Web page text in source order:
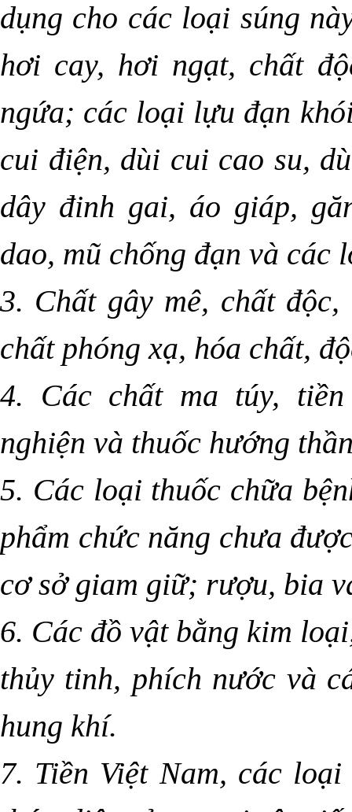
dụng cho các loại súng
hơi cay, hơi ngạt, chất
ngứa; các loại lựu đạn
cui điện, dùi cui cao su,
dây đinh gai, áo giáp,
dao, mũ chống đạn và các
3. Chất gây mê, chất
chất phóng xạ, hóa chất,
4. Các chất ma túy,
nghiện và thuốc hướng
5. Các loại thuốc chữa
phẩm chức năng chưa
cơ sở giam giữ; rượu, bia
6. Các đồ vật bằng kim
thủy tinh, phích nước và
hung khí.
7. Tiền Việt Nam, các